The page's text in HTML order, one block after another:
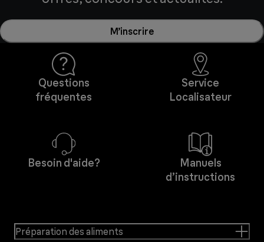
M’inscrire
Questions
fréquentes
Service
Localisateur
Besoin d'aide?
Manuels
d’instructions
Préparation des aliments